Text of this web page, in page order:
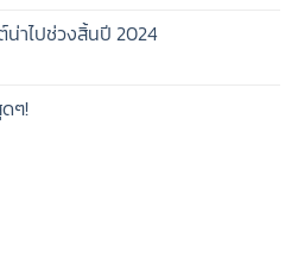
น่าไปช่วงสิ้นปี 2024
ๆ!